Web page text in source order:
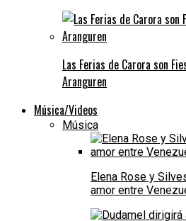
Las Ferias de Carora son
Aranguren
Música/Videos
Música
Elena Rose y
amor entre